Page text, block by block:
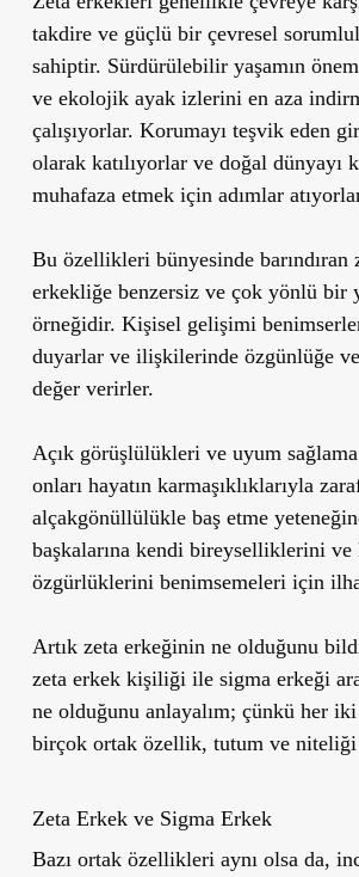
takdire ve güçlü bir çevresel
sahiptir. Sürdürülebilir yaşamın
ve ekolojik ayak izlerini en aza
çalışıyorlar. Korumayı teşvik eden
olarak katılıyorlar ve doğal dünyayı
muhafaza etmek için adımlar
Bu özellikleri bünyesinde barındıran
erkekliğe benzersiz ve çok yönlü bir
örneğidir. Kişisel gelişimi
duyarlar ve ilişkilerinde özgünlüğe
değer verirler.
Açık görüşlülükleri ve uyum
onları hayatın karmaşıklıklarıyla
alçakgönüllülükle baş etme
başkalarına kendi bireyselliklerini ve
özgürlüklerini benimsemeleri için
Artık zeta erkeğinin ne olduğunu
zeta erkek kişiliği ile sigma erkeği
ne olduğunu anlayalım; çünkü her
birçok ortak özellik, tutum ve niteliği
Zeta Erkek ve Sigma Erkek
Bazı ortak özellikleri aynı olsa da,